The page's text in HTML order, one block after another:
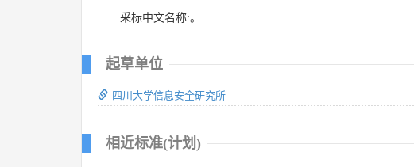
采标中文名称:。
起草单位
四川大学信息安全研究所
相近标准(计划)